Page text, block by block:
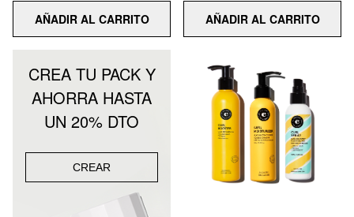
AÑADIR AL CARRITO AÑADIR AL CARRITO
CREA TU PACK Y
AHORRA HASTA
UN 20% DTO
CREAR